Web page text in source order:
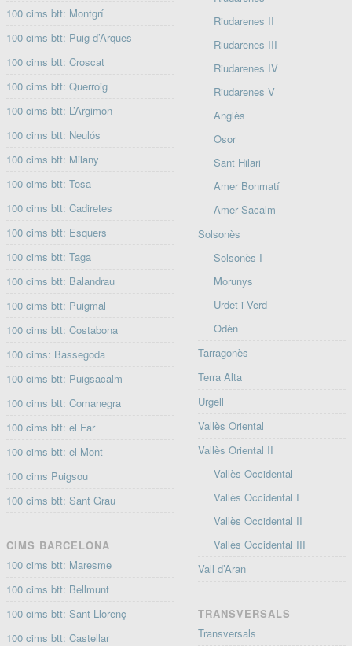
100 cims btt: Montgrí
100 cims btt: Puig d’Arques
100 cims btt: Croscat
100 cims btt: Querroig
100 cims btt: L’Argimon
100 cims btt: Neulós
100 cims btt: Milany
100 cims btt: Tosa
100 cims btt: Cadiretes
100 cims btt: Esquers
100 cims btt: Taga
100 cims btt: Balandrau
100 cims btt: Puigmal
100 cims btt: Costabona
100 cims: Bassegoda
100 cims btt: Puigsacalm
100 cims btt: Comanegra
100 cims btt: el Far
100 cims btt: el Mont
100 cims Puigsou
100 cims btt: Sant Grau
CIMS BARCELONA
100 cims btt: Maresme
100 cims btt: Bellmunt
100 cims btt: Sant Llorenç
100 cims btt: Castellar
Riudarenes II
Riudarenes III
Riudarenes IV
Riudarenes V
Anglès
Osor
Sant Hilari
Amer Bonmatí
Amer Sacalm
Solsonès
Solsonès I
Morunys
Urdet i Verd
Odèn
Tarragonès
Terra Alta
Urgell
Vallès Oriental
Vallès Oriental II
Vallès Occidental
Vallès Occidental I
Vallès Occidental II
Vallès Occidental III
Vall d’Aran
TRANSVERSALS
Transversals